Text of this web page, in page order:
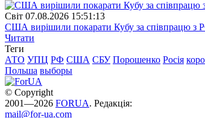
Свiт 07.08.2026 15:51:13
США вирішили покарати Кубу за співпрацю з
Читати
Теги
АТО УПЦ РФ США СБУ Порошенко Росія
Польша выборы
© Copyright
2001—2026 FORUA. Редакція:
mail@for-ua.com